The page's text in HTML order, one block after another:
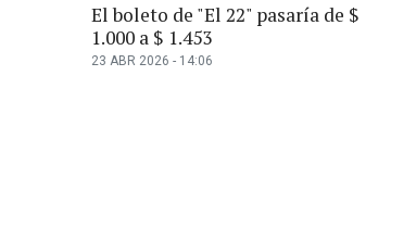
El boleto de "El 22" pasaría de $
1.000 a $ 1.453
23 ABR 2026 - 14:06